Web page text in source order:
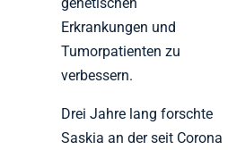
Erkrankungen und
Tumorpatienten zu
verbessern.
Drei Jahre lang forschte
Saskia an der seit Corona